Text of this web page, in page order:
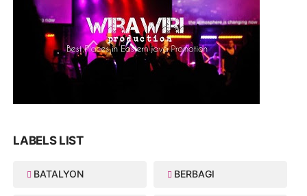
LABELS LIST
BATALYON BERBAGI